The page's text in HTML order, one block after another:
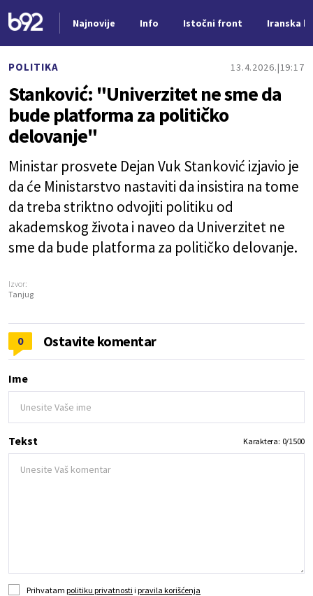
Najnovije Info Istočni front Iranska
POLITIKA 13.4.2026. 19:17
Stanković: "Univerzitet ne sme da
bude platforma za političko
delovanje"
Ministar prosvete Dejan Vuk Stanković izjavio je
da će Ministarstvo nastaviti da insistira na tome
da treba striktno odvojiti politiku od
akademskog života i naveo da Univerzitet ne
sme da bude platforma za političko delovanje.
Izvor:
Tanjug
0 Ostavite komentar
Ime
Tekst Karaktera: 0/1500
Prihvatam politiku privatnosti i pravila korišćenja